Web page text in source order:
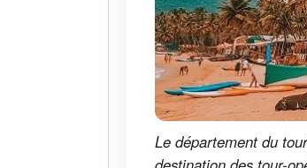
Le département du